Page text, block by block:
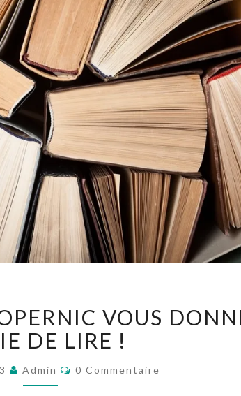
6ÈMES
D
DE
COPERNIC
VOUS
VOUS
DE LIRE !
Admin Commentaires
0 Commentaire